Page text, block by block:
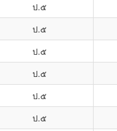
ป.๕
ป.๕
ป.๕
ป.๕
ป.๕
ป.๕